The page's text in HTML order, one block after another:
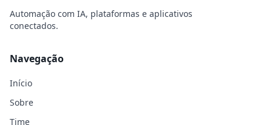
Automação com IA, plataformas e aplicativos
conectados.
Navegação
Início
Sobre
Time